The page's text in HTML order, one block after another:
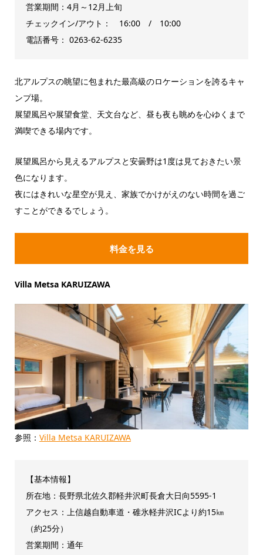
営業期間：4月～12月上旬
チェックイン/アウト： 16:00 / 10:00
電話番号： 0263-62-6235
北アルプスの眺望に包まれた最高級のロケーションを誇るキャ
ンプ場。
展望風呂や展望食堂、天文台など、昼も夜も眺めを心ゆくまで
満喫できる場内です。
展望風呂から見えるアルプスと安曇野は1度は見ておきたい景
色になります。
夜にはきれいな星空が見え、家族でかけがえのない時間を過ご
すことができるでしょう。
料金を見る
Villa Metsa KARUIZAWA
参照： Villa Metsa KARUIZAWA
【基本情報】
所在地：長野県北佐久郡軽井沢町長倉大日向5595-1
アクセス：上信越自動車道・碓氷軽井沢ICより約15㎞
（約25分）
営業期間：通年